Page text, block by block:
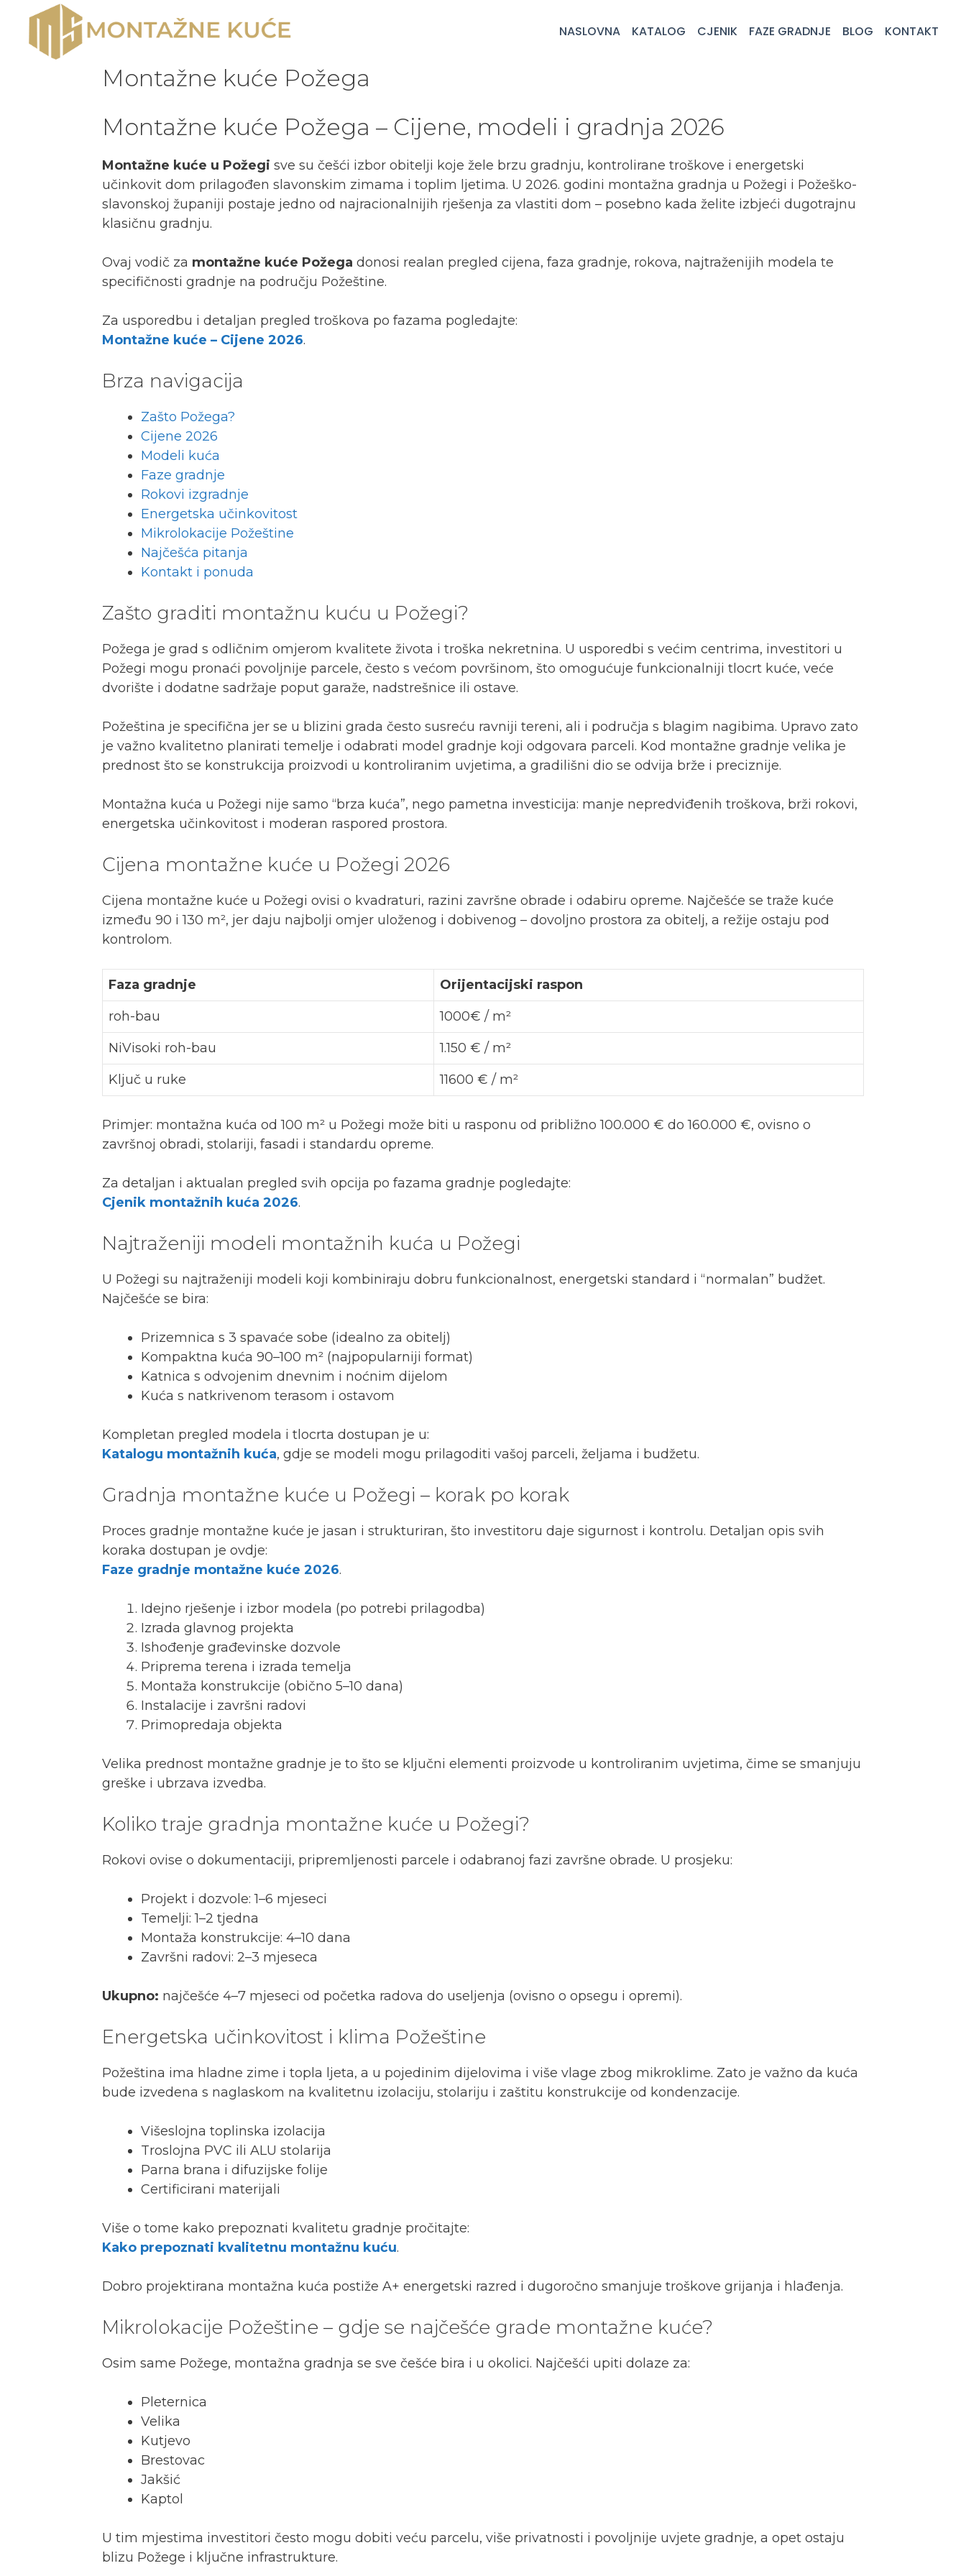
NASLOVNA KATALOG CJENIK FAZE GRADNJE BLOG KONTAKT
Montažne kuće Požega
Montažne kuće Požega – Cijene, modeli i gradnja 2026
Montažne kuće u Požegi sve su češći izbor obitelji koje žele brzu gradnju, kontrolirane troškove i energetski
učinkovit dom prilagođen slavonskim zimama i toplim ljetima. U 2026. godini montažna gradnja u Požegi i Požeško-
slavonskoj županiji postaje jedno od najracionalnijih rješenja za vlastiti dom – posebno kada želite izbjeći dugotrajnu
klasičnu gradnju.
Ovaj vodič za montažne kuće Požega donosi realan pregled cijena, faza gradnje, rokova, najtraženijih modela te
specifičnosti gradnje na području Požeštine.
Za usporedbu i detaljan pregled troškova po fazama pogledajte:
Montažne kuće – Cijene 2026.
Brza navigacija
Zašto Požega?
Cijene 2026
Modeli kuća
Faze gradnje
Rokovi izgradnje
Energetska učinkovitost
Mikrolokacije Požeštine
Najčešća pitanja
Kontakt i ponuda
Zašto graditi montažnu kuću u Požegi?
Požega je grad s odličnim omjerom kvalitete života i troška nekretnina. U usporedbi s većim centrima, investitori u
Požegi mogu pronaći povoljnije parcele, često s većom površinom, što omogućuje funkcionalniji tlocrt kuće, veće
dvorište i dodatne sadržaje poput garaže, nadstrešnice ili ostave.
Požeština je specifična jer se u blizini grada često susreću ravniji tereni, ali i područja s blagim nagibima. Upravo zato
je važno kvalitetno planirati temelje i odabrati model gradnje koji odgovara parceli. Kod montažne gradnje velika je
prednost što se konstrukcija proizvodi u kontroliranim uvjetima, a gradilišni dio se odvija brže i preciznije.
Montažna kuća u Požegi nije samo “brza kuća”, nego pametna investicija: manje nepredviđenih troškova, brži rokovi,
energetska učinkovitost i moderan raspored prostora.
Cijena montažne kuće u Požegi 2026
Cijena montažne kuće u Požegi ovisi o kvadraturi, razini završne obrade i odabiru opreme. Najčešće se traže kuće
između 90 i 130 m², jer daju najbolji omjer uloženog i dobivenog – dovoljno prostora za obitelj, a režije ostaju pod
kontrolom.
Faza gradnje
Orijentacijski raspon
roh-bau
1000€ / m²
NiVisoki roh-bau
1.150 € / m²
Ključ u ruke
11600 € / m²
Primjer: montažna kuća od 100 m² u Požegi može biti u rasponu od približno 100.000 € do 160.000 €, ovisno o
završnoj obradi, stolariji, fasadi i standardu opreme.
Za detaljan i aktualan pregled svih opcija po fazama gradnje pogledajte:
Cjenik montažnih kuća 2026.
Najtraženiji modeli montažnih kuća u Požegi
U Požegi su najtraženiji modeli koji kombiniraju dobru funkcionalnost, energetski standard i “normalan” budžet.
Najčešće se bira:
Prizemnica s 3 spavaće sobe (idealno za obitelj)
Kompaktna kuća 90–100 m² (najpopularniji format)
Katnica s odvojenim dnevnim i noćnim dijelom
Kuća s natkrivenom terasom i ostavom
Kompletan pregled modela i tlocrta dostupan je u:
Katalogu montažnih kuća, gdje se modeli mogu prilagoditi vašoj parceli, željama i budžetu.
Gradnja montažne kuće u Požegi – korak po korak
Proces gradnje montažne kuće je jasan i strukturiran, što investitoru daje sigurnost i kontrolu. Detaljan opis svih
koraka dostupan je ovdje:
Faze gradnje montažne kuće 2026.
Idejno rješenje i izbor modela (po potrebi prilagodba)
Izrada glavnog projekta
Ishođenje građevinske dozvole
Priprema terena i izrada temelja
Montaža konstrukcije (obično 5–10 dana)
Instalacije i završni radovi
Primopredaja objekta
Velika prednost montažne gradnje je to što se ključni elementi proizvode u kontroliranim uvjetima, čime se smanjuju
greške i ubrzava izvedba.
Koliko traje gradnja montažne kuće u Požegi?
Rokovi ovise o dokumentaciji, pripremljenosti parcele i odabranoj fazi završne obrade. U prosjeku:
Projekt i dozvole: 1–6 mjeseci
Temelji: 1–2 tjedna
Montaža konstrukcije: 4–10 dana
Završni radovi: 2–3 mjeseca
Ukupno: najčešće 4–7 mjeseci od početka radova do useljenja (ovisno o opsegu i opremi).
Energetska učinkovitost i klima Požeštine
Požeština ima hladne zime i topla ljeta, a u pojedinim dijelovima i više vlage zbog mikroklime. Zato je važno da kuća
bude izvedena s naglaskom na kvalitetnu izolaciju, stolariju i zaštitu konstrukcije od kondenzacije.
Višeslojna toplinska izolacija
Troslojna PVC ili ALU stolarija
Parna brana i difuzijske folije
Certificirani materijali
Više o tome kako prepoznati kvalitetu gradnje pročitajte:
Kako prepoznati kvalitetnu montažnu kuću.
Dobro projektirana montažna kuća postiže A+ energetski razred i dugoročno smanjuje troškove grijanja i hlađenja.
Mikrolokacije Požeštine – gdje se najčešće grade montažne kuće?
Osim same Požege, montažna gradnja se sve češće bira i u okolici. Najčešći upiti dolaze za:
Pleternica
Velika
Kutjevo
Brestovac
Jakšić
Kaptol
U tim mjestima investitori često mogu dobiti veću parcelu, više privatnosti i povoljnije uvjete gradnje, a opet ostaju
blizu Požege i ključne infrastrukture.